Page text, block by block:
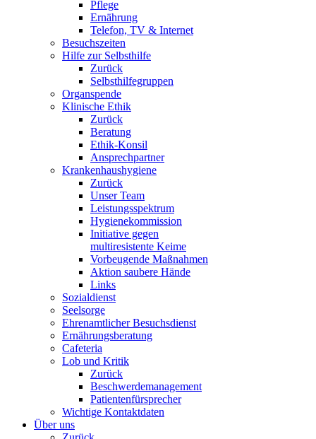
Pflege
Ernährung
Telefon, TV & Internet
Besuchszeiten
Hilfe zur Selbsthilfe
Zurück
Selbsthilfegruppen
Organspende
Klinische Ethik
Zurück
Beratung
Ethik-Konsil
Ansprechpartner
Krankenhaushygiene
Zurück
Unser Team
Leistungsspektrum
Hygienekommission
Initiative gegen
multiresistente Keime
Vorbeugende Maßnahmen
Aktion saubere Hände
Links
Sozialdienst
Seelsorge
Ehrenamtlicher Besuchsdienst
Ernährungsberatung
Cafeteria
Lob und Kritik
Zurück
Beschwerdemanagement
Patientenfürsprecher
Wichtige Kontaktdaten
Über uns